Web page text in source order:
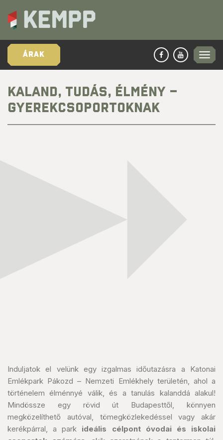
ÁRAK
KALAND, TUDÁS, ÉLMÉNY –
GYEREKCSOPORTOKNAK
Induljatok el velünk egy izgalmas időutazásra a Katonai
Emlékpark Pákozd – Nemzeti Emlékhely területén, ahol a
történelem élménnyé válik, és a tanulás kalanddá alakul!
Mindössze egy rövid út Budapesttől, könnyen
megközelíthető autóval, tömegközlekedéssel vagy akár
kerékpárral, a park ideális célpont óvodai és iskolai